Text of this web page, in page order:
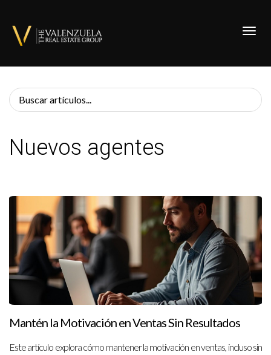
Nuevos agentes
Mantén la Motivación en Ventas Sin Resultados
Este artículo explora cómo mantener la motivación en ventas, incluso sin